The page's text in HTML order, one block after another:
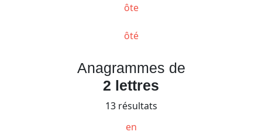
ôte
ôté
Anagrammes de
2 lettres
13 résultats
en